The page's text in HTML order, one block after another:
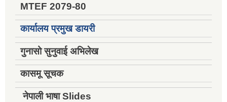
MTEF 2079-80
कार्यालय प्रमुख डायरी
गुनासो सुनुवाई अभिलेख
कासमू सूचक
नेपाली भाषा Slides